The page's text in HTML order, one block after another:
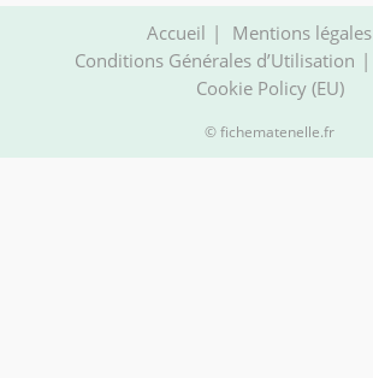
Accueil
Mentions légales
Conditions Générales d’Utilisation
Cookie Policy (EU)
© fichematenelle.fr